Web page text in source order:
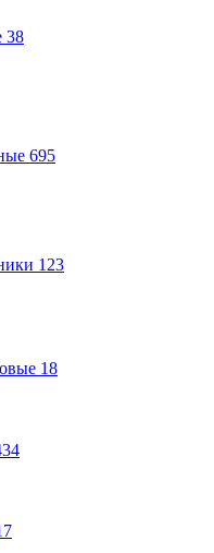
38
695
123
18